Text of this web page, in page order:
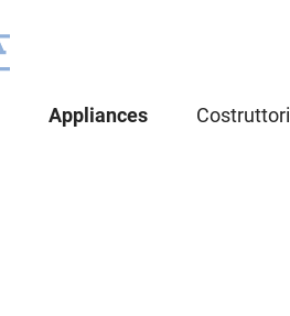
Appliances Costruttori